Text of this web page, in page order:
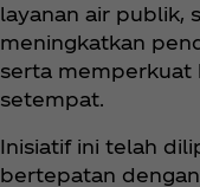
layanan air publik,
meningkatkan
serta memperkuat
setempat.
Inisiatif ini telah
bertepatan